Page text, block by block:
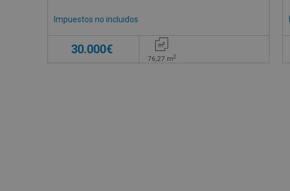
Impuestos no incluidos
30.000€
76,27 m2